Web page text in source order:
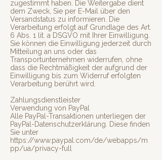
zugestimmt haben. Die Weitergabe dient
dem Zweck, Sie per E-Mail über den
Versandstatus zu informieren. Die
Verarbeitung erfolgt auf Grundlage des Art.
6 Abs. 1 lit. a DSGVO mit Ihrer Einwilligung.
Sie können die Einwilligung jederzeit durch
Mitteilung an uns oder das
Transportunternehmen widerrufen, ohne
dass die Rechtmäßigkeit der aufgrund der
Einwilligung bis zum Widerruf erfolgten
Verarbeitung berührt wird.
Zahlungsdienstleister
Verwendung von PayPal
Alle PayPal-Transaktionen unterliegen der
PayPal-Datenschutzerklärung. Diese finden
Sie unter
https://www.paypal.com/de/webapps/m
pp/ua/privacy-full